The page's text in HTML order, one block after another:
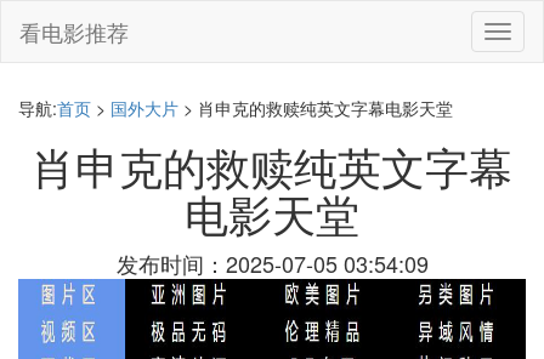
切
换
看电影推荐
导航:首页 > 国外大片 > 肖申克的救赎纯英文字幕电影天堂
肖申克的救赎纯英文字幕
电影天堂
发布时间：2025-07-05 03:54:09